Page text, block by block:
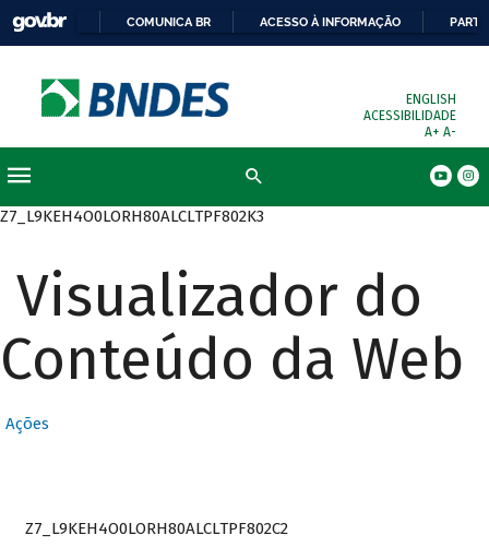
COMUNICA BR ACESSO À INFORMAÇÃO
ENGLISH
ACESSIBILIDADE
A+ A-
Z7_L9KEH4O0LORH80ALCLTPF802K3
Visualizador do
Conteúdo da Web
Ações
Z7_L9KEH4O0LORH80ALCLTPF802C2